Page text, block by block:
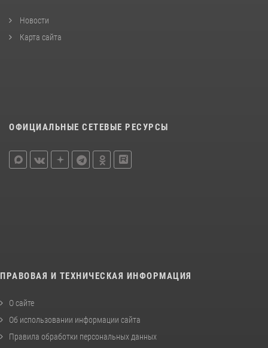
Новости
Карта сайта
ОФИЦИАЛЬНЫЕ СЕТЕВЫЕ РЕСУРСЫ
ПРАВОВАЯ И ТЕХНИЧЕСКАЯ ИНФОРМАЦИЯ
О сайте
Об использовании информации сайта
Правила обработки персональных данных